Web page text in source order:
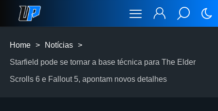
Home > Notícias >
Starfield pode se tornar a base técnica para The Elder
Scrolls 6 e Fallout 5, apontam novos detalhes